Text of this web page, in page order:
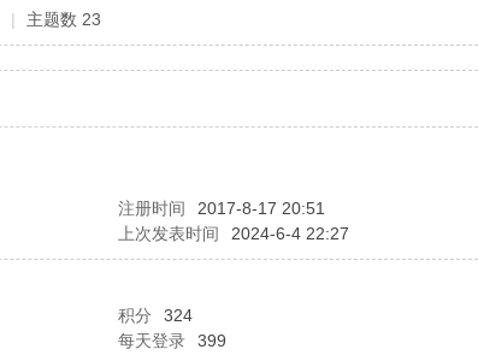
| 主题数 23
注册时间 2017-8-17 20:51
上次发表时间 2024-6-4 22:27
积分 324
每天登录 399